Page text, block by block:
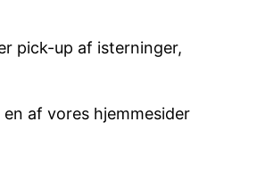
pick-up af isterninger,
af vores hjemmesider